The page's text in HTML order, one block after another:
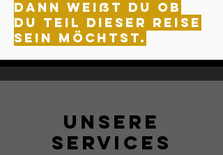
dann weißt du ob
du Teil dieser reise
sein möchtst.
Unsere
Services